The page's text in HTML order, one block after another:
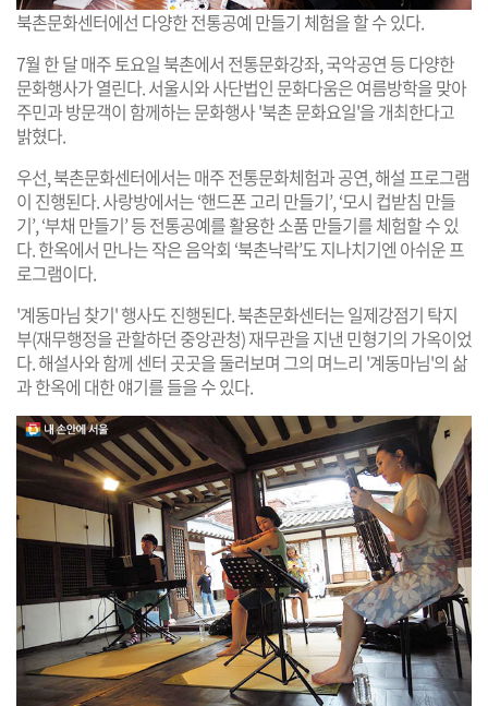
북촌문화센터에선 다양한 전통공예 만들기 체험을 할 수 있다.
7월 한 달 매주 토요일 북촌에서 전통문화강좌, 국악공연 등 다양한
문화행사가 열린다. 서울시와 사단법인 문화다움은 여름방학을 맞아
주민과 방문객이 함께하는 문화행사 '북촌 문화요일'을 개최한다고
밝혔다.
우선, 북촌문화센터에서는 매주 전통문화체험과 공연, 해설 프로그램
이 진행된다. 사랑방에서는 ‘핸드폰 고리 만들기’, ‘모시 컵받침 만들
기’, ‘부채 만들기’ 등 전통공예를 활용한 소품 만들기를 체험할 수 있
다. 한옥에서 만나는 작은 음악회 ‘북촌낙락’도 지나치기엔 아쉬운 프
로그램이다.
'계동마님 찾기' 행사도 진행된다. 북촌문화센터는 일제강점기 탁지
부(재무행정을 관할하던 중앙관청) 재무관을 지낸 민형기의 가옥이었
다. 해설사와 함께 센터 곳곳을 둘러보며 그의 며느리 '계동마님'의 삶
과 한옥에 대한 얘기를 들을 수 있다.